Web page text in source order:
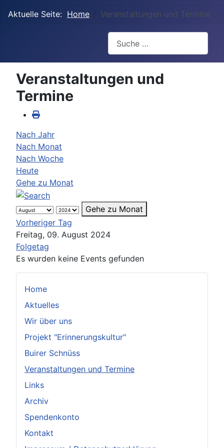
Aktuelle Seite: Home Veranstaltungen und Termine
Home
Aktuelles
Wir über uns
Projekt "Erinnerungskultur"
Buirer Schnüss
Veranstaltungen und Termine
Links
Archiv
Spendenkonto
Kontakt
Veranstaltungen und
Termine
Nach Jahr
Nach Monat
Nach Woche
Heute
Gehe zu Monat
Gehe zu Monat
Vorheriger Tag
Freitag, 09. August 2024
Folgetag
Es wurden keine Events gefunden